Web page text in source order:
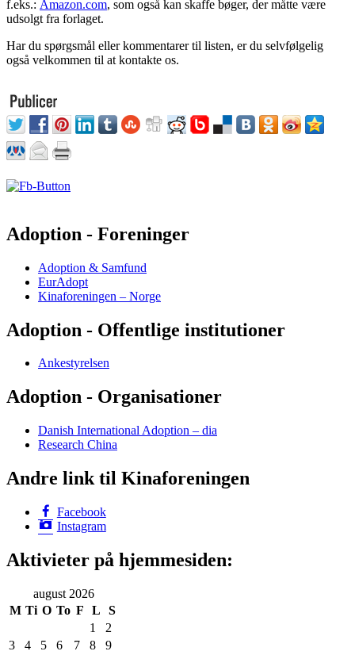
f.eks.: Amazon.com, som også kan skaffe bøger, der måtte være
udsolgt fra forlaget.
Har du spørgsmål eller kommentarer til listen, er du selvfølgelig
også velkommen til at kontakte os.
Adoption - Foreninger
Adoption & Samfund
EurAdopt
Kinaforeningen – Norge
Adoption - Offentlige institutioner
Ankestyrelsen
Adoption - Organisationer
Danish International Adoption – dia
Research China
Andre link til Kinaforeningen
Facebook
Instagram
Aktivieter på hjemmesiden:
august 2026
M Ti O To F L
S
1
2
3
4 5 6 7 8
9